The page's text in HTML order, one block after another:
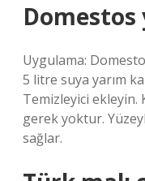
Uygulama:
5 litre suya yarım
Temizleyici ekleyin.
gerek yoktur.
sağlar.